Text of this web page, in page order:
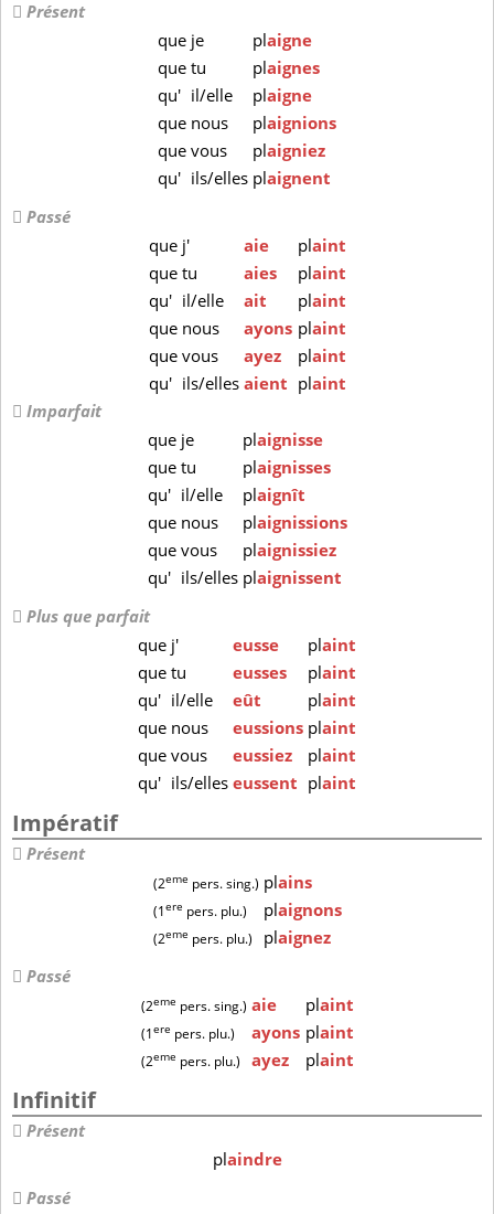
Présent
que je plaigne
quetu plaignes
qu' il/elle plaigne
que nous plaignions
quevous plaigniez
qu' ils/elles plaignent
Passé
que j' aie plaint
que tu aies plaint
qu' il/elle ait plaint
que nous ayons plaint
que vous ayez plaint
qu' ils/elles aient plaint
Imparfait
que je plaignisse
que tu plaignisses
qu' il/elle plaignît
que nous plaignissions
que vous plaignissiez
qu' ils/elles plaignissent
Plus que parfait
que j' eusse plaint
quetu eusses plaint
qu' il/elle eût plaint
que nous eussions plaint
quevous eussiez plaint
qu' ils/elleseussent plaint
Impératif
Présent
(2eme pers. sing.) plains
(1ere pers. plu.) plaignons
(2eme pers. plu.) plaignez
Passé
(2eme pers. sing.) aie plaint
(1ere pers. plu.) ayons plaint
(2eme pers. plu.) ayez plaint
Infinitif
Présent
plaindre
Passé